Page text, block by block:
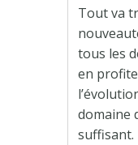
Tout va
tous les
en
domaine
suffisant.